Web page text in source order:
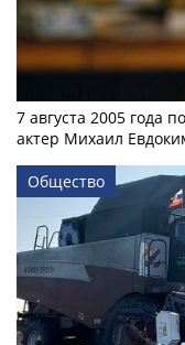
7 августа 2005 года
актер Михаил
Общество